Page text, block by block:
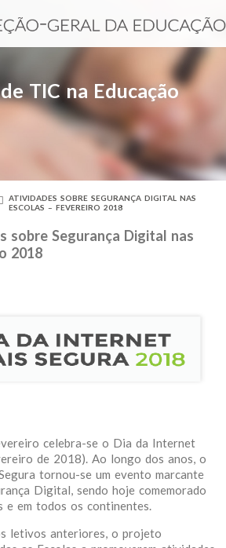
TIC na Educação
ATIVIDADES SOBRE SEGURANÇA DIGITAL NAS
ESCOLAS – FEVEREIRO 2018
sobre Segurança Digital nas
2018
celebra-se o Dia da Internet
de 2018). Ao longo dos anos, o
tornou-se um evento marcante
Digital, sendo hoje comemorado
e em todos os continentes.
letivos anteriores, o projeto